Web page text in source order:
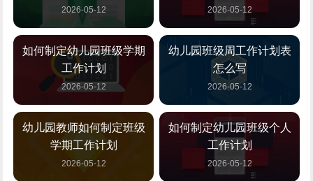
2026-05-12 2026-05-12
如何制定幼儿园班级学期
工作计划
2026-05-12
幼儿园班级周工作计划表
怎么写
2026-05-12
幼儿园教师如何制定班级
学期工作计划
2026-05-12
如何制定幼儿园班级个人
工作计划
2026-05-12